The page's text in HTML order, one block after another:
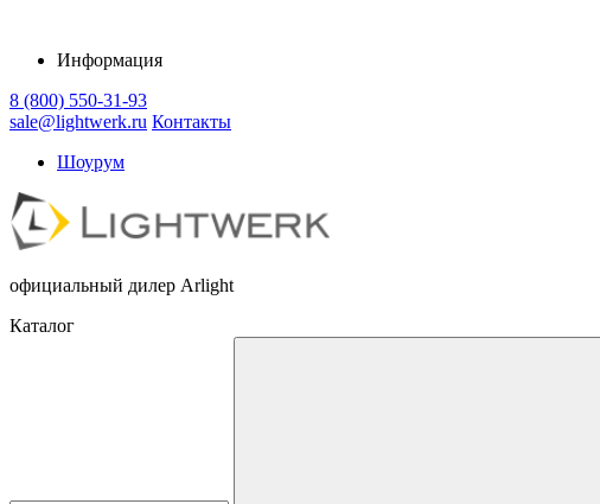
Информация
8 (800) 550-31-93
sale@lightwerk.ru Контакты
Шоурум
официальный дилер Arlight
Каталог